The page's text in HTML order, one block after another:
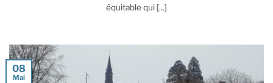
équitable qui [...]
08
Mai